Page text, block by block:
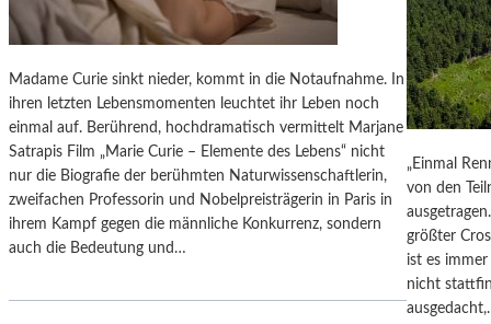
P
.
1
1
3
–
E
I
N
E
G
E
O
N
S
A
B
I
N
A
S
A
D
O
Madame Curie sinkt nieder, kommt in die Notaufnahme. In
ihren letzten Lebensmomenten leuchtet ihr Leben noch
einmal auf. Berührend, hochdramatisch vermittelt Marjane
Satrapis Film „Marie Curie – Elemente des Lebens“ nicht
nur die Biografie der berühmten Naturwissenschaftlerin,
zweifachen Professorin und Nobelpreisträgerin in Paris in
ihrem Kampf gegen die männliche Konkurrenz, sondern
auch die Bedeutung und…
„Einmal
von den
größter
ist es
nicht